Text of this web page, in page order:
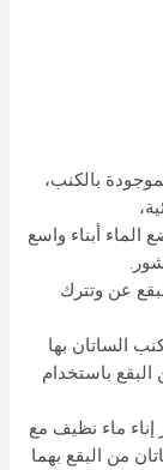
بالكنب،
الماء أبناء واسع
عن وتترك
الساتان بها
باستخدام
إناء ماء نظيف مع
من البقع بهما